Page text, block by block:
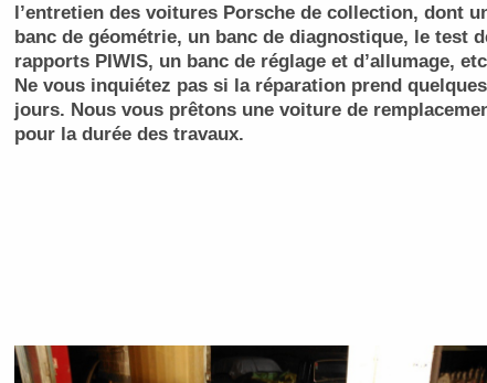
l’entretien des voitures Porsche de collection, dont
banc de géométrie, un banc de diagnostique, le test
rapports PIWIS, un banc de réglage et d’allumage,
Ne vous inquiétez pas si la réparation prend quelques
jours. Nous vous prêtons une voiture de
pour la durée des travaux.